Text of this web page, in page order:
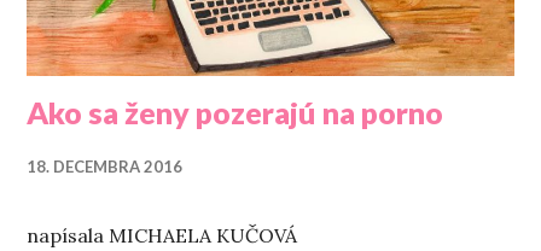
Ako sa ženy pozerajú na porno
18. DECEMBRA 2016
napísala MICHAELA KUČOVÁ